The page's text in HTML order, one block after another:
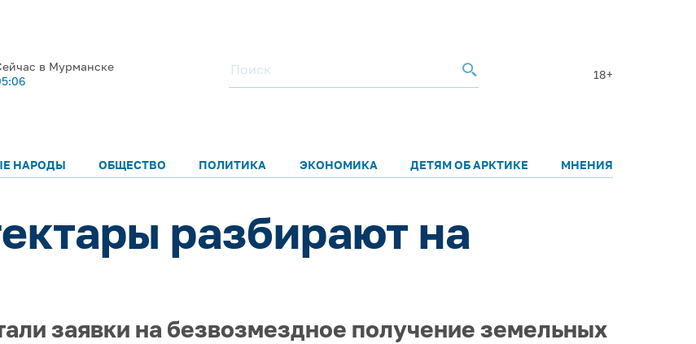
в Мурманске
18+
НАРОДЫ ОБЩЕСТВО ПОЛИТИКА ЭКОНОМИКА ДЕТЯМ ОБ АРКТИКЕ МНЕНИЯ
разбирают на
заявки на безвозмездное получение земельных